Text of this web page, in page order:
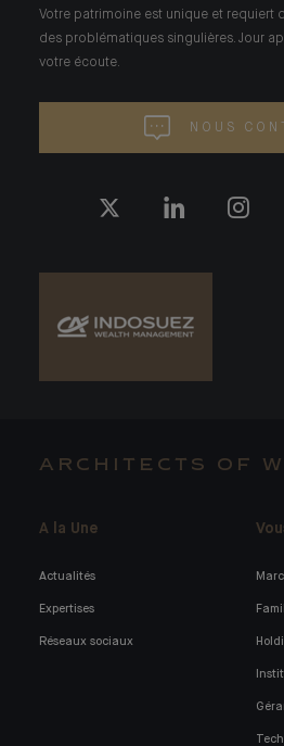
Votre patrimoine est unique et requiert
des problématiques singulières. Jour
votre écoute.
NOUS
ARCHITECTS OF
A la Une
Actualités
Expertises
Réseaux sociaux